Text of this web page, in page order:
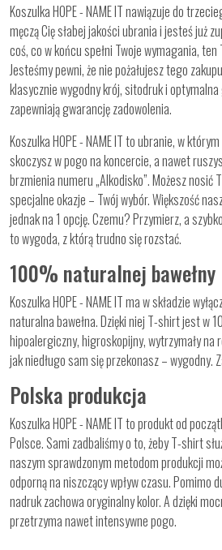
Koszulka HOPE - NAME IT nawiązuje do
męczą Cię słabej jakości ubrania i jesteś już
coś, co w końcu spełni Twoje wymagania,
Jesteśmy pewni, że nie pożałujesz tego
klasycznie wygodny krój, sitodruk i
zapewniają gwarancję zadowolenia.
Koszulka HOPE - NAME IT to ubranie, w
skoczysz w pogo na koncercie, a nawet
brzmienia numeru „Alkodisko”. Możesz nosić
specjalne okazje – Twój wybór. Większość
jednak na 1 opcję. Czemu? Przymierz, a
to wygoda, z którą trudno się rozstać.
100% naturalnej bawełny
Koszulka HOPE - NAME IT ma w składzie
naturalna bawełna. Dzięki niej T-shirt jest w
hipoalergiczny, higroskopijny, wytrzymały na
jak niedługo sam się przekonasz – wygodny.
Polska produkcja
Koszulka HOPE - NAME IT to produkt od
Polsce. Sami zadbaliśmy o to, żeby T-shirt
naszym sprawdzonym metodom produkcji
odporną na niszczący wpływ czasu. Pomimo
nadruk zachowa oryginalny kolor. A dzięki
przetrzyma nawet intensywne pogo.